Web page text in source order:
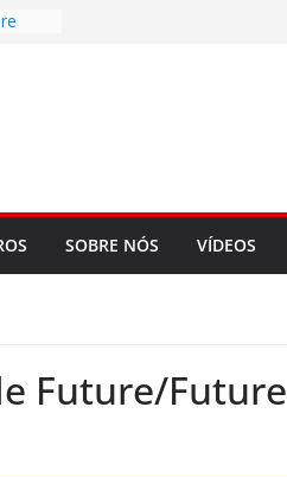
SOBRE NÓS VÍDEOS
Future/Future